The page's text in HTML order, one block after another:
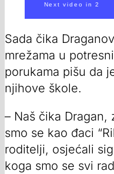
00:00/ 00:42
Sada čika
mrežama u
porukama pišu da
njihove škole.
– Naš čika
smo se kao đaci
roditelji, osjećali
koga smo se svi